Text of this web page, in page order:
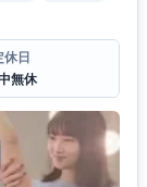
休日
無休